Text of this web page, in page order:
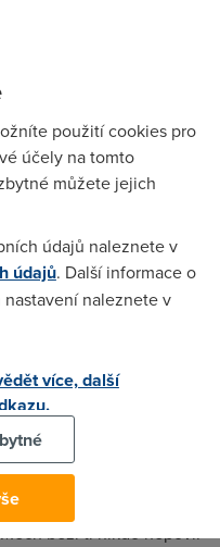
v Praze.
nic , a pokud dáte dotaz
že nevědí co to
!
ustředna" daného
využívají UT O2 tak je
site ISP nic neni.
ISP. Jeste by ti
ale to je asi tak
bezi ti nikdo nepovi.
použití cookies pro
účely na tomto
můžete jejich
údajů naleznete v
údajů. Další informace o
naleznete v
více, další